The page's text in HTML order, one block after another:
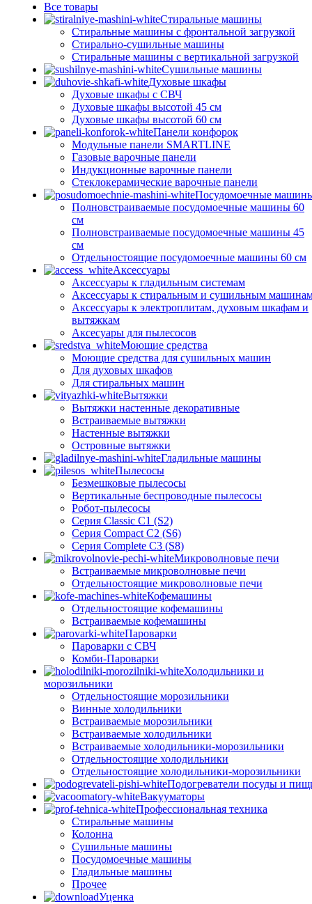
Все товары
Стиральные машины
Стиральные машины с фронтальной загрузкой
Стирально-сушильные машины
Стиральные машины с вертикальной загрузкой
Сушильные машины
Духовые шкафы
Духовые шкафы с СВЧ
Духовые шкафы высотой 45 см
Духовые шкафы высотой 60 см
Панели конфорок
Модульные панели SMARTLINE
Газовые варочные панели
Индукционные варочные панели
Стеклокерамические варочные панели
Посудомоечные
Полновстраиваемые посудомоечные машины 60
см
Полновстраиваемые посудомоечные машины 45
см
Отдельностоящие посудомоечные машины 60 см
Аксессуары
Аксессуары к гладильным системам
Аксессуары к стиральным и сушильным
Аксессуары к электроплитам, духовым шкафам и
вытяжкам
Аксесуары для пылесосов
Моющие средства
Моющие средства для сушильных машин
Для духовых шкафов
Для стиральных машин
Вытяжки
Вытяжки настенные декоративные
Встраиваемые вытяжки
Настенные вытяжки
Островные вытяжки
Гладильные машины
Пылесосы
Безмешковые пылесосы
Вертикальные беспроводные пылесосы
Робот-пылесосы
Серия Classic C1 (S2)
Серия Compact C2 (S6)
Серия Complete C3 (S8)
Микроволновые печи
Встраиваемые микроволновые печи
Отдельностоящие микроволновые печи
Кофемашины
Отдельностоящие кофемашины
Встраиваемые кофемашины
Пароварки
Пароварки с СВЧ
Комби-Пароварки
Холодильники и
морозильники
Отдельностоящие морозильники
Винные холодильники
Встраиваемые морозильники
Встраиваемые холодильники
Встраиваемые холодильники-морозильники
Отдельностоящие холодильники
Отдельностоящие холодильники-морозильники
Подогреватели посуды и
Вакууматоры
Профессиональная техника
Стиральные машины
Колонна
Сушильные машины
Посудомоечные машины
Гладильные машины
Прочее
Уценка